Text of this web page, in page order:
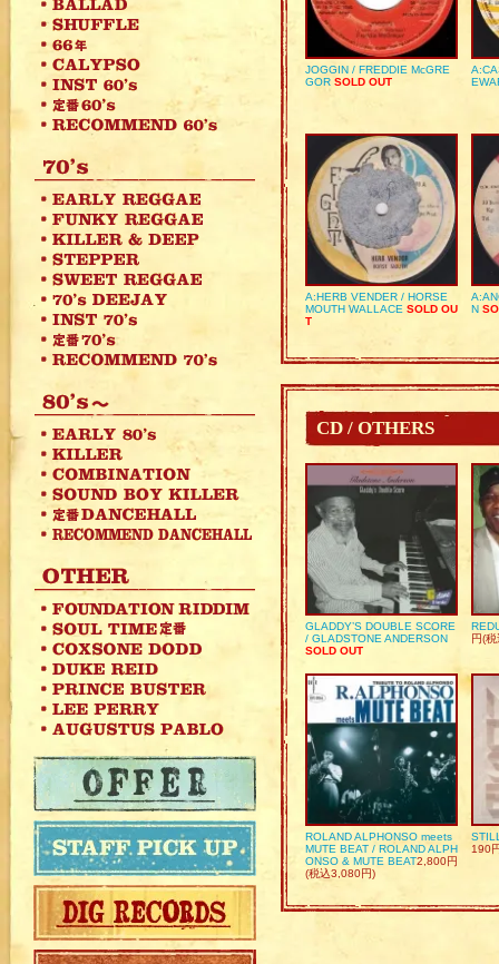
JOGGIN / FREDDIE McGRE
GOR SOLD OUT
A:HERB VENDER / HORSE
MOUTH WALLACE SOLD OU
T
N
CD / OTHERS
GLADDY’S DOUBLE SCORE
/ GLADSTONE ANDERSON
SOLD OUT
円(
ROLAND ALPHONSO meets
MUTE BEAT / ROLAND ALPH
ONSO & MUTE BEAT2,800円
(税込3,080円)
190